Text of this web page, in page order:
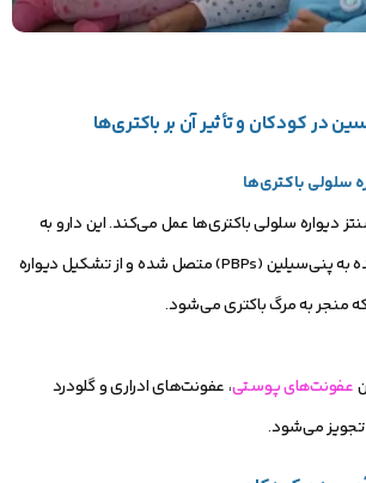
سلولی باکتری‌ها
دیواره سلولی باکتری‌ها عمل می‌کند. این دارو به
پروتئین‌های متصل‌شونده به پنی‌سیلین (PBPs) متصل شده و از تشکیل دیواره
منجر به مرگ باکتری می‌شود.
عفونت‌های پوستی، عفونت‌های ادراری و گلودرد
تجویز می‌شود.